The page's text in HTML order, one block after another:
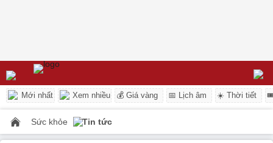
Mới nhất Xem nhiều 💰 Giá vàng 📅 Lịch âm ☀️ Thời tiết
Sức khỏe Tin tức